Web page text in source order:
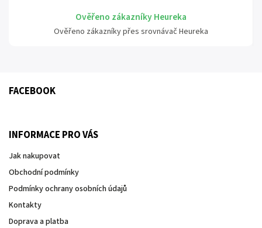
Ověřeno zákazníky Heureka
Ověřeno zákazníky přes srovnávač Heureka
FACEBOOK
INFORMACE PRO VÁS
Jak nakupovat
Obchodní podmínky
Podmínky ochrany osobních údajů
Kontakty
Doprava a platba